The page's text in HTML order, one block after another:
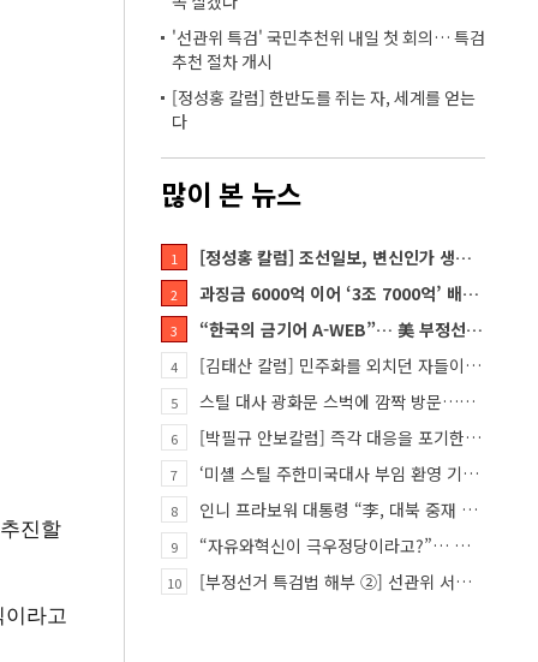
진할
라고
'선관위 특검' 국민추천위 내일 첫 회의… 특검
추천 절차 개시
[정성홍 칼럼] 한반도를 쥐는 자, 세계를 얻는
다
많이 본 뉴스
1 [정성홍 칼럼] 조선일보, 변신인가 생존전략인가
2 과징금 6000억 이어 ‘3조 7000억’ 배상 폭탄… 쿠팡 때리기에 한미 통상 ‘초비상’
3 “한국의 금기어 A-WEB”… 美 부정선거 분석 권위자 프랭크 박사가 작심 비판한 한국 ‘선거 공작’의 실체
4 [김태산 칼럼] 민주화를 외치던 자들이 대한민국의 적이고 간첩이었다
5 스틸 대사 광화문 스벅에 깜짝 방문…메시지?
6 [박필규 안보칼럼] 즉각 대응을 포기한 군(軍)은 생존할 수 없다
7 ‘미셸 스틸 주한미국대사 부임 환영 기자회견’… 80여 개 단체 집결
8 인니 프라보워 대통령 “李, 대북 중재 요청했다”
9 “자유와혁신이 극우정당이라고?”… 민경욱, 중앙일보 직격
10 [부정선거 특검법 해부 ②] 선관위 서버·우정본부 기록까지…‘증거를 끌어오는 칼’